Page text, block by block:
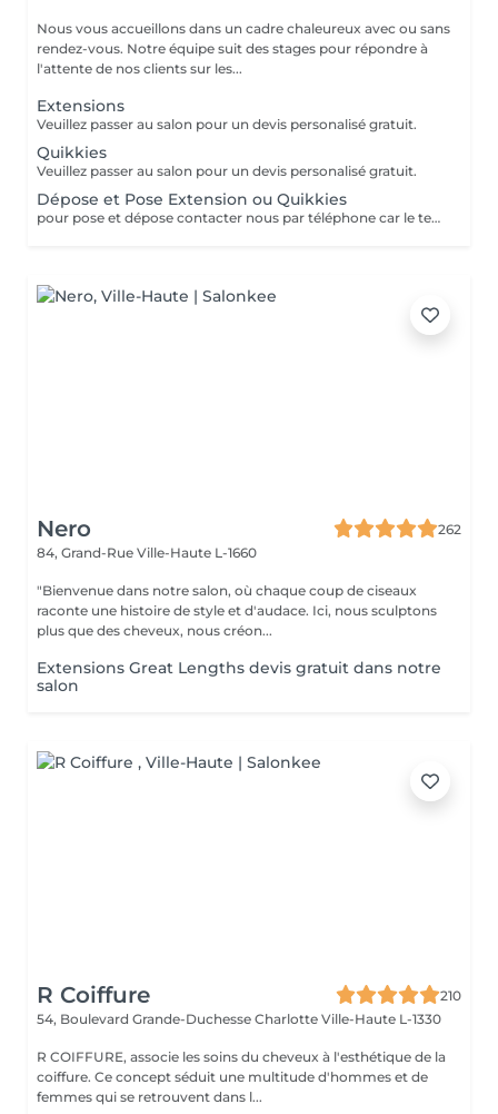
Nous vous accueillons dans un cadre chaleureux avec ou sans
rendez-vous. Notre équipe suit des stages pour répondre à
l'attente de nos clients sur les...
Extensions
Veuillez passer au salon pour un devis personalisé gratuit.
Quikkies
Veuillez passer au salon pour un devis personalisé gratuit.
Dépose et Pose Extension ou Quikkies
pour pose et dépose contacter nous par téléphone car le temps peut varier
Nero
262
84, Grand-Rue Ville-Haute L-1660
"Bienvenue dans notre salon, où chaque coup de ciseaux
raconte une histoire de style et d'audace. Ici, nous sculptons
plus que des cheveux, nous créon...
Extensions Great Lengths devis gratuit dans notre
salon
R Coiffure
210
54, Boulevard Grande-Duchesse Charlotte Ville-Haute L-1330
R COIFFURE, associe les soins du cheveux à l'esthétique de la
coiffure. Ce concept séduit une multitude d'hommes et de
femmes qui se retrouvent dans l...